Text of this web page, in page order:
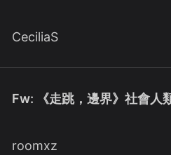
CeciliaS
Fw: 《走跳，邊界》社會人
roomxz